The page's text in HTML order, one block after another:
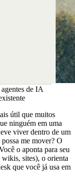
de IA
útil que muitos
ninguém em uma
viver dentro de um
me mover? O
o aponta para seu
wikis, sites), o orienta
que você já usa em